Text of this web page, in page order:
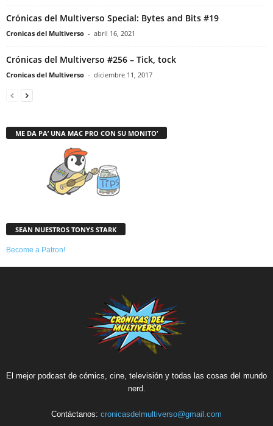
Crónicas del Multiverso Special: Bytes and Bits #19
Cronicas del Multiverso - abril 16, 2021
Crónicas del Multiverso #256 – Tick, tock
Cronicas del Multiverso - diciembre 11, 2017
ME DA PA’ UNA MAC PRO CON SU MONITO’
SEAN NUESTROS TONYS STARK
Become a Patron!
El mejor podcast de cómics, cine, televisión y todas las cosas del mundo
nerd.
Contáctanos: cronicasdelmultiverso@gmail.com